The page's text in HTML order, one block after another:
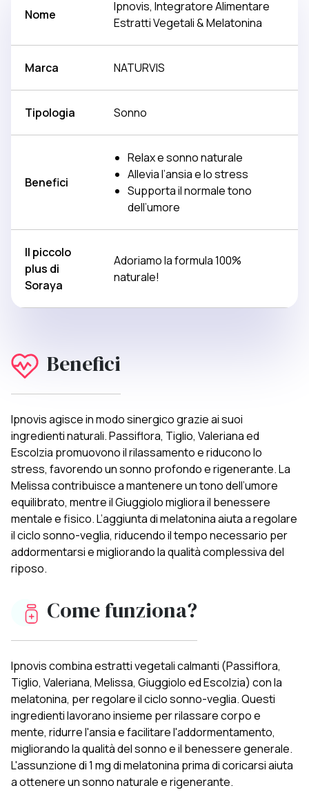
Nome
Ipnovis, Integratore Alimentare
Estratti Vegetali & Melatonina
Marca NATURVIS
Tipologia Sonno
Benefici
Relax e sonno naturale
Allevia l’ansia e lo stress
Supporta il normale tono
dell’umore
Il piccolo
plus di
Soraya
Adoriamo la formula 100%
naturale!
Benefici
Ipnovis agisce in modo sinergico grazie ai suoi
ingredienti naturali. Passiflora, Tiglio, Valeriana ed
Escolzia promuovono il rilassamento e riducono lo
stress, favorendo un sonno profondo e rigenerante. La
Melissa contribuisce a mantenere un tono dell’umore
equilibrato, mentre il Giuggiolo migliora il benessere
mentale e fisico. L’aggiunta di melatonina aiuta a regolare
il ciclo sonno-veglia, riducendo il tempo necessario per
addormentarsi e migliorando la qualità complessiva del
riposo.
Come funziona?
Ipnovis combina estratti vegetali calmanti (Passiflora,
Tiglio, Valeriana, Melissa, Giuggiolo ed Escolzia) con la
melatonina, per regolare il ciclo sonno-veglia. Questi
ingredienti lavorano insieme per rilassare corpo e
mente, ridurre l'ansia e facilitare l'addormentamento,
migliorando la qualità del sonno e il benessere generale.
L'assunzione di 1 mg di melatonina prima di coricarsi aiuta
a ottenere un sonno naturale e rigenerante.